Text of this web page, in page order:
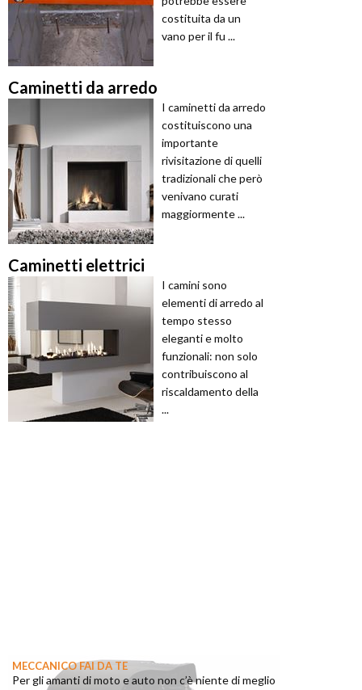
costituita da un
vano per il fu ...
Caminetti da arredo
I caminetti da arredo
costituiscono una
importante
rivisitazione di quelli
tradizionali che però
venivano curati
maggiormente ...
Caminetti elettrici
I camini sono
elementi di arredo al
tempo stesso
eleganti e molto
funzionali: non solo
contribuiscono al
riscaldamento della
...
MECCANICO FAI DA TE
Per gli amanti di moto e auto non c’è niente di meglio